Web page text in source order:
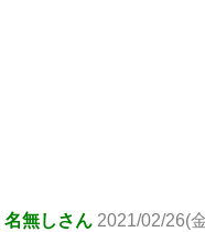
名無しさん 2021/02/26(